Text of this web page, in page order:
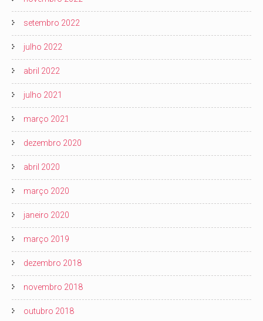
setembro 2022
julho 2022
abril 2022
julho 2021
março 2021
dezembro 2020
abril 2020
março 2020
janeiro 2020
março 2019
dezembro 2018
novembro 2018
outubro 2018